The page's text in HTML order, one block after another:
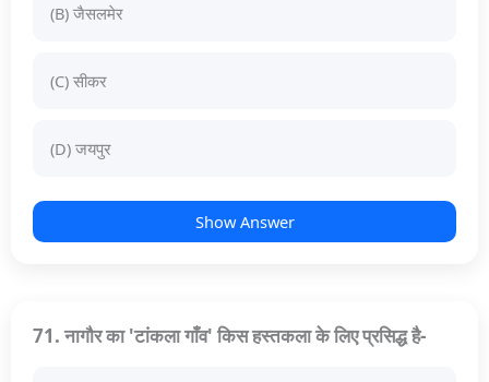
(B) जैसलमेर
(C) सीकर
(D) जयपुर
Show Answer
71. नागौर का 'टांकला गाँव' किस हस्तकला के लिए प्रसिद्ध है-